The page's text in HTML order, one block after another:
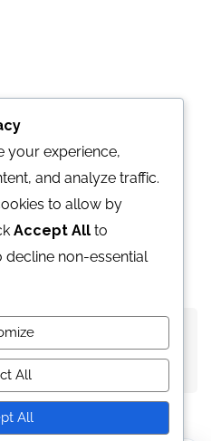
Sk. Metropol İstanbul
your experience,
and analyze traffic.
to allow by
Accept All to
decline non-essential
All
All